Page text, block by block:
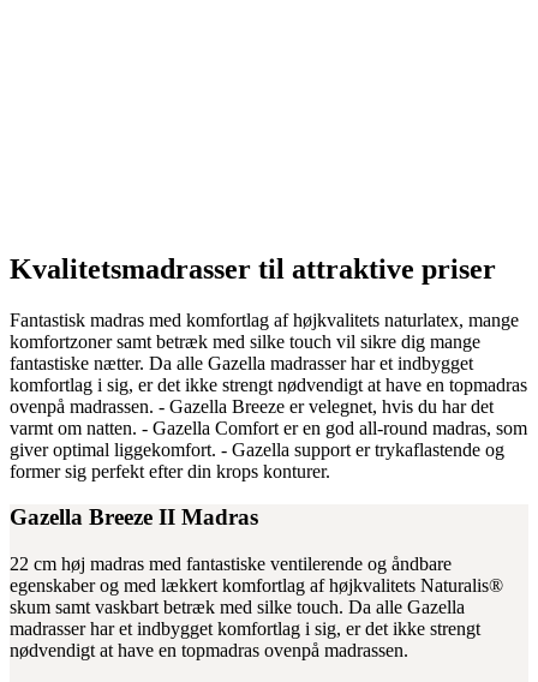
Kvalitetsmadrasser til attraktive priser
Fantastisk madras med komfortlag af højkvalitets naturlatex, mange
komfortzoner samt betræk med silke touch vil sikre dig mange
fantastiske nætter. Da alle Gazella madrasser har et indbygget
komfortlag i sig, er det ikke strengt nødvendigt at have en topmadras
ovenpå madrassen. - Gazella Breeze er velegnet, hvis du har det
varmt om natten. - Gazella Comfort er en god all-round madras, som
giver optimal liggekomfort. - Gazella support er trykaflastende og
former sig perfekt efter din krops konturer.
Gazella Breeze II Madras
22 cm høj madras med fantastiske ventilerende og åndbare
egenskaber og med lækkert komfortlag af højkvalitets Naturalis®
skum samt vaskbart betræk med silke touch. Da alle Gazella
madrasser har et indbygget komfortlag i sig, er det ikke strengt
nødvendigt at have en topmadras ovenpå madrassen.